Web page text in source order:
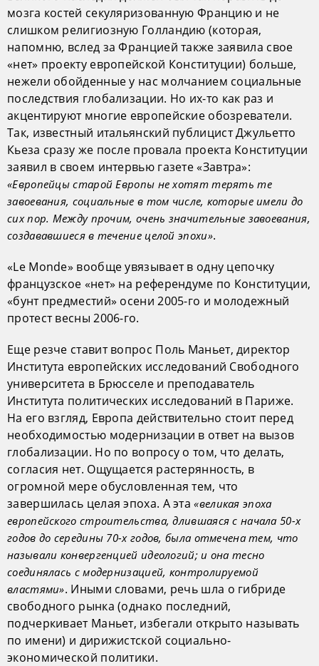
мозга костей секуляризованную Францию и не
слишком религиозную Голландию (которая,
напомню, вслед за Францией также заявила свое
«нет» проекту европейской Конституции) больше,
нежели обойденные у нас молчанием социальные
последствия глобализации. Но их-то как раз и
акцентируют многие европейские обозреватели.
Так, известный итальянский публицист Джульетто
Кьеза сразу же после провала проекта Конституции
заявил в своем интервью газете «Завтра»:
«Европейцы старой Европы не хотят терять те
завоевания, социальные в том числе, которые имели до
сих пор. Между прочим, очень значительные завоевания,
создававшиеся в течение целой эпохи».
«Le Monde» вообще увязывает в одну цепочку
французское «нет» на референдуме по Конституции,
«бунт предместий» осени 2005-го и молодежный
протест весны 2006-го.
Еще резче ставит вопрос Поль Маньет, директор
Института европейских исследований Свободного
университета в Брюсселе и преподаватель
Института политических исследований в Париже.
На его взгляд, Европа действительно стоит перед
необходимостью модернизации в ответ на вызов
глобализации. Но по вопросу о том, что делать,
согласия нет. Ощущается растерянность, в
огромной мере обусловленная тем, что
завершилась целая эпоха. А эта«великая эпоха
европейского строительства, длившаяся с начала 50-х
годов до середины 70-х годов, была отмечена тем, что
называли конвергенцией идеологий; и она тесно
соединялась с модернизацией, контролируемой
властями». Иными словами, речь шла о гибриде
свободного рынка (однако последний,
подчеркивает Маньет, избегали открыто называть
по имени) и дирижистской социально-
экономической политики.